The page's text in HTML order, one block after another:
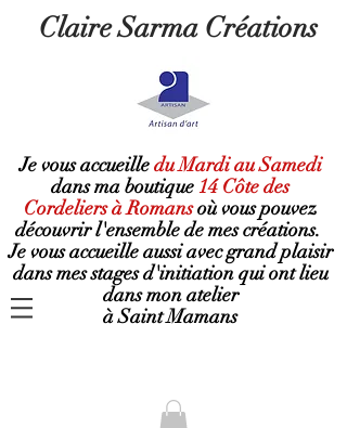
Claire Sarma Créations
Je vous accueilledu Mardi au Samedi
dans ma boutique14 Côte des
Cordeliers à Romansoùvous pouvez
découvrir l'ensemble de mes créations.
Je vous accueille aussi avec grand plaisir
dans mes stages d'initiation qui ont lieu
dans mon atelier
à Saint Mamans